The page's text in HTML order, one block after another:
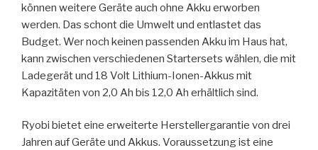
können weitere Geräte auch ohne Akku erworben
werden. Das schont die Umwelt und entlastet das
Budget. Wer noch keinen passenden Akku im Haus hat,
kann zwischen verschiedenen Startersets wählen, die mit
Ladegerät und 18 Volt Lithium-Ionen-Akkus mit
Kapazitäten von 2,0 Ah bis 12,0 Ah erhältlich sind.
Ryobi bietet eine erweiterte Herstellergarantie von drei
Jahren auf Geräte und Akkus. Voraussetzung ist eine